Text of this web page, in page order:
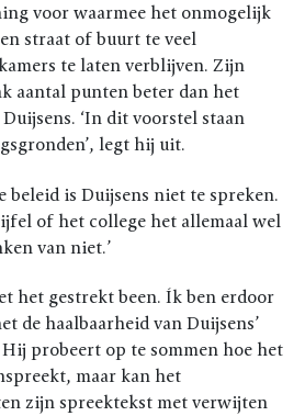
voor waarmee het onmogelijk
straat of buurt te veel
te laten verblijven. Zijn
aantal punten beter dan het
‘In dit voorstel staan
legt hij uit.
beleid is Duijsens niet te spreken.
of het college het allemaal wel
van niet.’
het gestrekt been. Ík ben erdoor
de haalbaarheid van Duijsens’
probeert op te sommen hoe het
maar kan het
zijn spreektekst met verwijten